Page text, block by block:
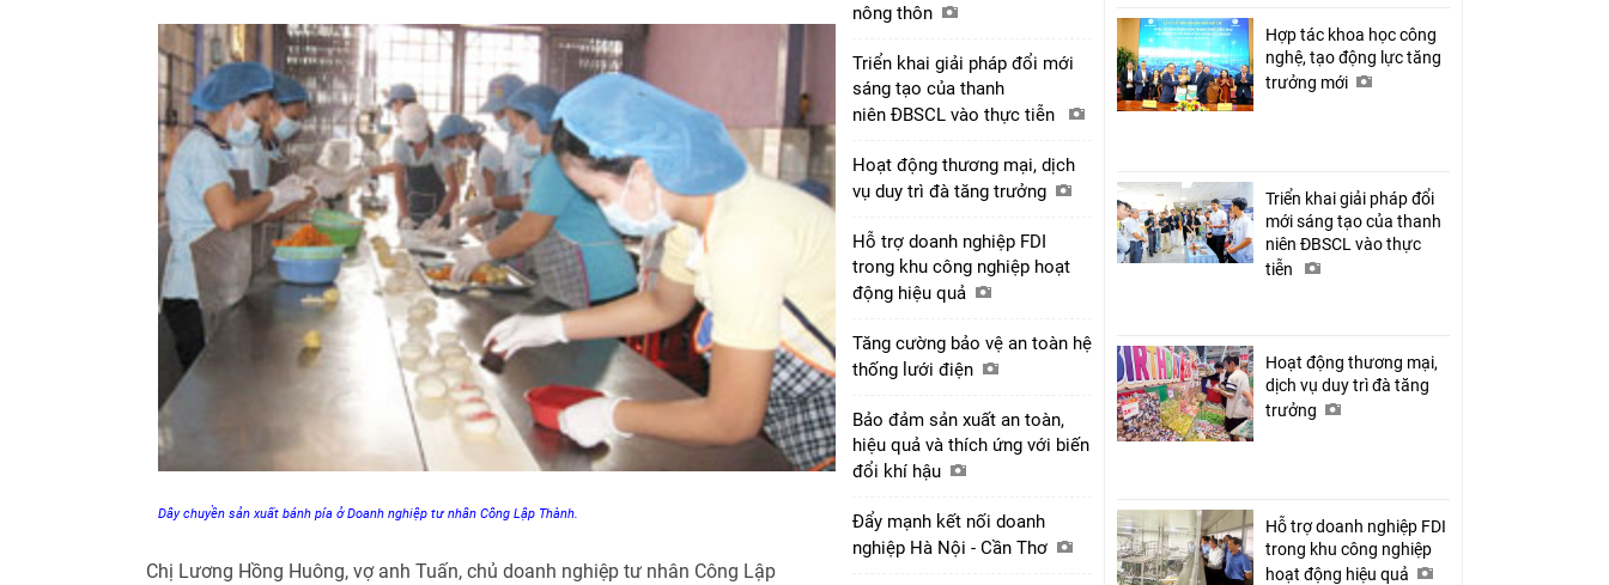
Dây chuyền sản xuất bánh pía ở Doanh nghiệp tư nhân Công Lập Thành.
Chị Lương Hồng Huông, vợ anh Tuấn, chủ doanh nghiệp tư nhân Công Lập
nông thôn
Triển khai giải pháp đổi mới
sáng tạo của thanh
niên ĐBSCL vào thực tiễn
Hoạt động thương mại, dịch
vụ duy trì đà tăng trưởng
Hỗ trợ doanh nghiệp FDI
trong khu công nghiệp hoạt
động hiệu quả
Tăng cường bảo vệ an toàn hệ
thống lưới điện
Bảo đảm sản xuất an toàn,
hiệu quả và thích ứng với biến
đổi khí hậu
Đẩy mạnh kết nối doanh
nghiệp Hà Nội - Cần Thơ
Hợp tác khoa học công
nghệ, tạo động lực tăng
trưởng mới
Triển khai giải pháp đổi
mới sáng tạo của thanh
niên ĐBSCL vào thực
tiễn
Hoạt động thương mại,
dịch vụ duy trì đà tăng
trưởng
Hỗ trợ doanh nghiệp FDI
trong khu công nghiệp
hoạt động hiệu quả